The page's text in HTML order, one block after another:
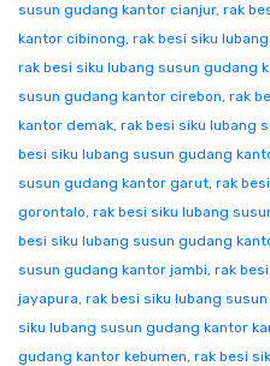
susun gudang kantor cianjur, rak
kantor cibinong, rak besi siku
rak besi siku lubang susun gudang
susun gudang kantor cirebon, rak
kantor demak, rak besi siku lubang
besi siku lubang susun gudang
susun gudang kantor garut, rak
gorontalo, rak besi siku lubang
besi siku lubang susun gudang
susun gudang kantor jambi, rak
jayapura, rak besi siku lubang
siku lubang susun gudang kantor
gudang kantor kebumen, rak besi